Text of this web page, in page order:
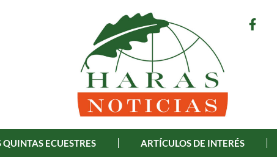
QUINTAS ECUESTRES ARTÍCULOS DE INTERÉS